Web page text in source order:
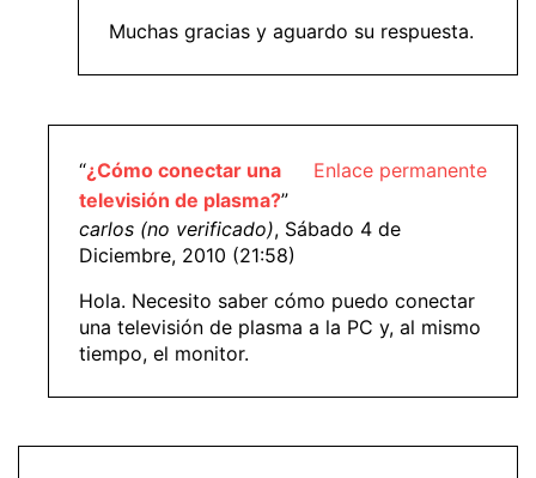
Muchas gracias y aguardo su respuesta.
Enlace permanente
“¿Cómo conectar una
televisión de plasma?”
carlos (no verificado), Sábado 4 de
Diciembre, 2010 (21:58)
Hola. Necesito saber cómo puedo conectar
una televisión de plasma a la PC y, al mismo
tiempo, el monitor.